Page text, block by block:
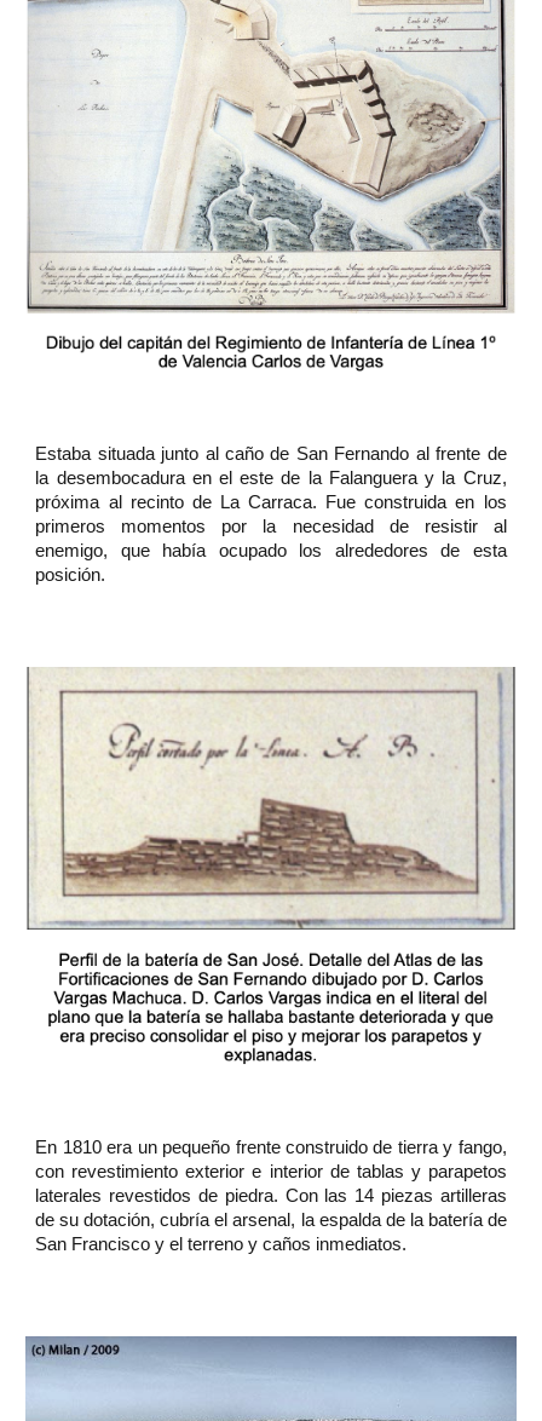
Estaba situada junto al caño de San Fernando al frente de
la desembocadura en el este de la Falanguera y la Cruz,
próxima al recinto de La Carraca. Fue construida en los
primeros momentos por la necesidad de resistir al
enemigo, que había ocupado los alrededores de esta
posición.
En 1810 era un pequeño frente construido de tierra y fango,
con revestimiento exterior e interior de tablas y parapetos
laterales revestidos de piedra. Con las 14 piezas artilleras
de su dotación, cubría el arsenal, la espalda de la batería de
San Francisco y el terreno y caños inmediatos.